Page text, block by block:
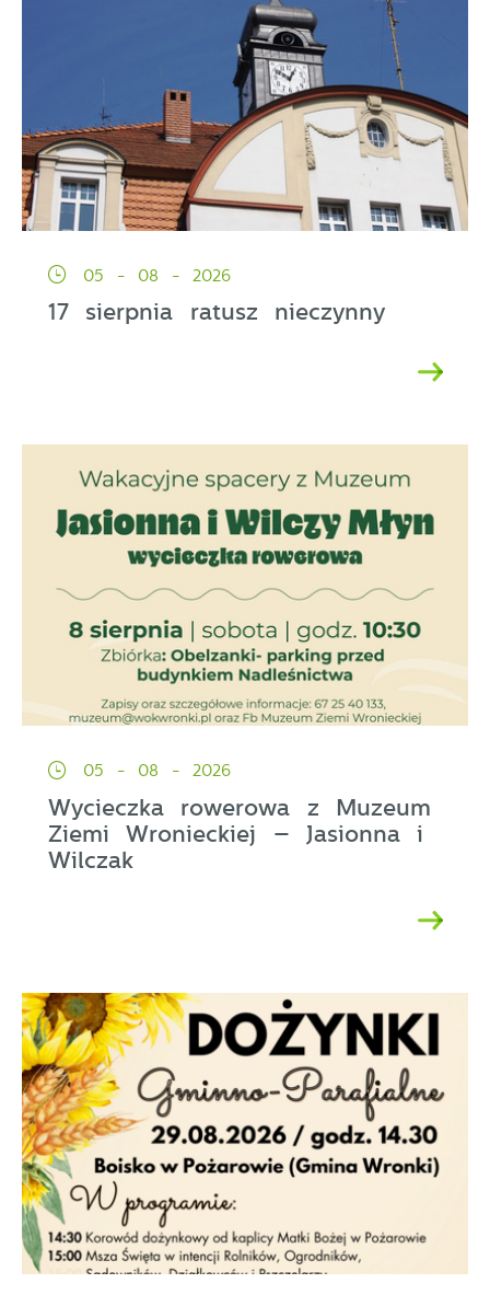
05 - 08 - 2026
17 sierpnia ratusz nieczynny
05 - 08 - 2026
Wycieczka rowerowa z Muzeum
Ziemi Wronieckiej – Jasionna i
Wilczak